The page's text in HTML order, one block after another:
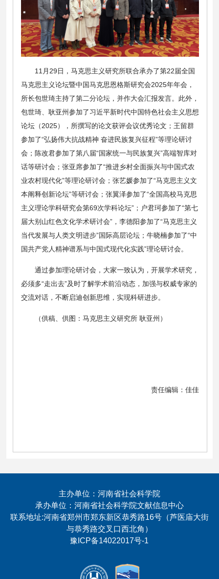
11月29日，马克思主义研究所联合承办了第22届全国
马克思主义论坛暨中国马克思恩格斯研究会2025年年会，
所长包世琦主持了第二分论坛，并作大会汇报发言。此外，
包世琦、耿亚州参加了习近平新时代中国特色社会主义思想
论坛（2025），所撰写的论文获评会议优秀论文；王留群
参加了“弘扬伟大抗战精神 奋进民族复兴征程”等理论研讨
会；陈改君参加了第八届“国家统一与民族复兴”高端智库对
话等研讨会；张亚席参加了“推进乡村全面振兴与中国式农
业农村现代化”等理论研讨会；张艺媛参加了“马克思主义文
本阐释创新论坛”等研讨会；张翼泽参加了“全国高校马克思
主义理论学科研究会第69次学科论坛”；户君珂参加了“第七
届大别山红色文化学术研讨会”，李德阳参加了“马克思主义
当代发展与人类文明进步”国际高层论坛；牛晓楠参加了“中
国共产党人精神谱系与中国式现代化实践”理论研讨会。
通过参加理论研讨会，大家一致认为，开展学术研究，
必须多“走出去”及时了解学术前沿动态，加强与权威专家的
交流对话，不断启迪创新思维，实现科研进步。
（供稿、供图：马克思主义研究所 耿亚州）
责任编辑：佳佳
主办单位：河南省社会科学院
承办单位：河南省社会科学院文献信息中心
联系地址:河南省郑州市郑东新区恭秀路16号（芦医庙大街
与恭秀路交叉口西北角）
豫ICP备14022017号-1